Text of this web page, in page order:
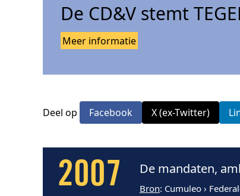
De CD&V stemt
Meer informatie
Deel op Facebook X (ex-Twitter)
2007 De mandaten,
Bron: Cumuleo ›